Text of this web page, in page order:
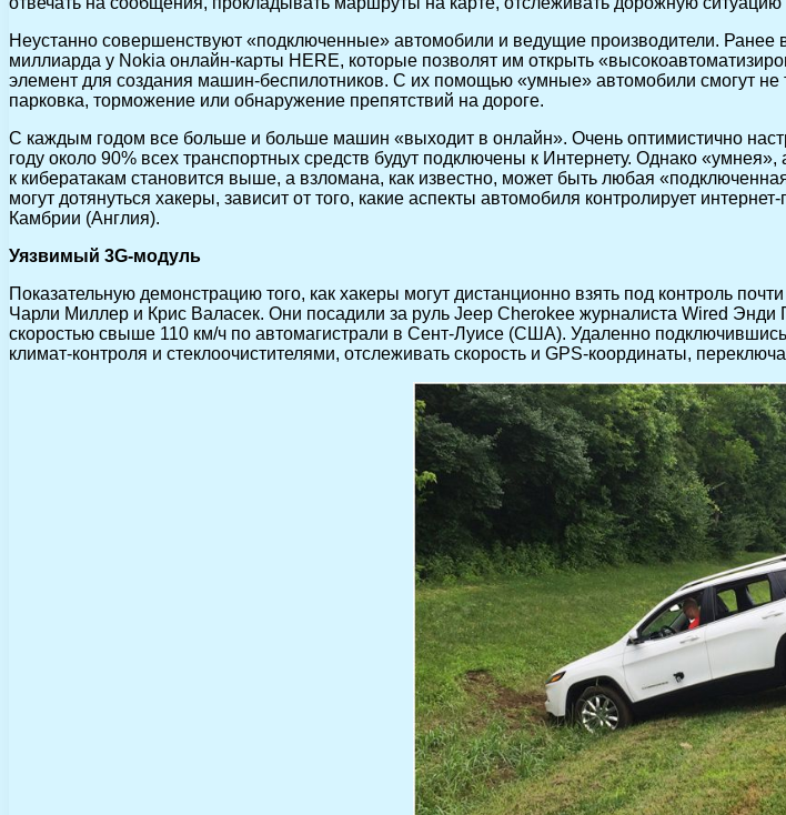
Неустанно совершенствуют «подключенные» автомобили и ведущие производители.
миллиарда у Nokia онлайн-карты HERE, которые позволят им открыть
элемент для создания машин-беспилотников. С их помощью «умные» автомобили смогут не
парковка, торможение или обнаружение препятствий на дороге.
С каждым годом все больше и больше машин «выходит в онлайн». Очень оптимистично
году около 90% всех транспортных средств будут подключены к Интернету. Однако
к кибератакам становится выше, а взломана, как известно, может быть любая
могут дотянуться хакеры, зависит от того, какие аспекты автомобиля контролирует
Камбрии (Англия).
Уязвимый 3G-модуль
Показательную демонстрацию того, как хакеры могут дистанционно взять под контроль
Чарли Миллер и Крис Валасек. Они посадили за руль Jeep Cherokee журналиста Wired
скоростью свыше 110 км/ч по автомагистрали в Сент-Луисе (США). Удаленно
климат-контроля и стеклоочистителями, отслеживать скорость и GPS-координаты,